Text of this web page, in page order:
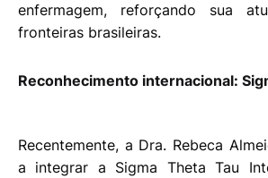
enfermagem, reforçando sua
fronteiras brasileiras.
Reconhecimento internacional:
Recentemente, a Dra. Rebeca
a integrar a Sigma Theta Tau